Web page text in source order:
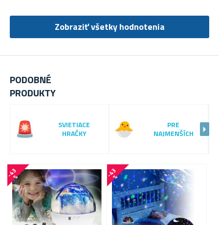
PODOBNÉ
PRODUKTY
SVIETIACE
HRAČKY
PRE
NAJMENŠÍCH
-
4
3
% -
4
3
%
Zobraziť všetky hodnotenia